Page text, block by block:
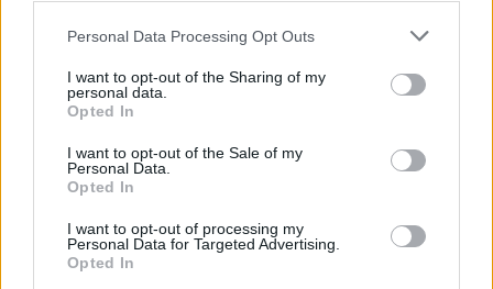
Personal Data Processing Opt Outs
I want to opt-out of the Sharing of my
personal data.
Opted In
I want to opt-out of the Sale of my
Personal Data.
Opted In
I want to opt-out of processing my
Personal Data for Targeted Advertising.
Opted In
Nicolaporro.it è anche su Whatsapp. È
sufficientecliccare qui